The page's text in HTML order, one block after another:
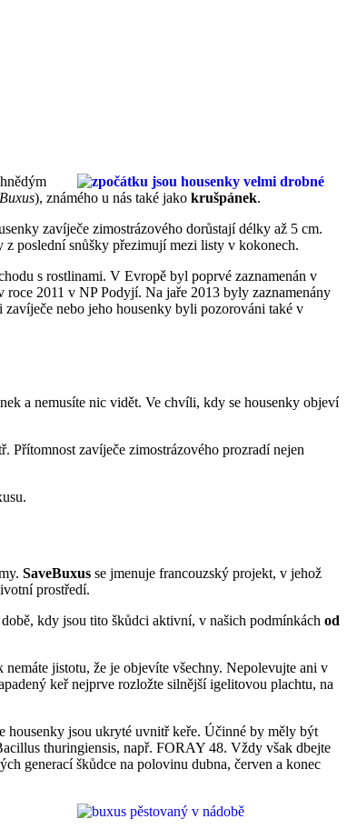
Buxus), známého u nás také jako krušpánek.
zavíječe zimostrázového dorůstají délky až 5 cm.
poslední snůšky přezimují mezi listy v kokonech.
s rostlinami. V Evropě byl poprvé zaznamenán v
2011 v NP Podyjí. Na jaře 2013 byly zaznamenány
zavíječe nebo jeho housenky byli pozorováni také v
a nemusíte nic vidět. Ve chvíli, kdy se housenky objeví
Přítomnost zavíječe zimostrázového prozradí nejen
SaveBuxus se jmenuje francouzský projekt, v jehož
prostředí.
kdy jsou tito škůdci aktivní, v našich podmínkách od
jistotu, že je objevíte všechny. Nepolevujte ani v
keř nejprve rozložte silnější igelitovou plachtu, na
housenky jsou ukryté uvnitř keře. Účinné by měly být
thuringiensis, např. FORAY 48. Vždy však dbejte
generací škůdce na polovinu dubna, červen a konec